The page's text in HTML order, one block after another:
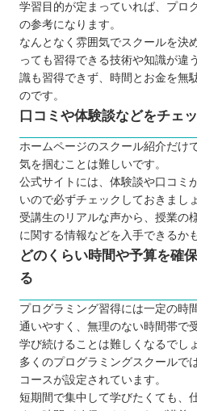
に違いはあるか
お得にプログラミングス
プログラミングスクール
【富山】大人向けのおす
TECH I.S.（テック
OA富山スクール
techgym（テック
Winスクール
パソコン教室キュ
【富山】子ども向けのお
プロクラ
トライ式プログ
ひよこパソコン
QUREOプログラ
富山で自分に合ったプロ
学習目的が定まっていれば、プロ
の参考になります。
なんとなく雰囲気でスクールを決
っても習得できる技術や知識が違
識も習得できず、時間とお金を無
のです。
口コミや体験談などをチェ
ホームページのスクール紹介だけ
気を掴むことは難しいです。
公式サイトには、体験談や口コミ
いので必ずチェックしておきまし
受講生のリアルな声から、授業の
に関する情報などを入手できるか
どのくらい時間や予算を確
る
プログラミング習得には一定の時
通いやすく、無理のない時間帯で
学び続けることは難しくなるでし
多くのプログラミングスクールで
コースが設定されています。
短期間で集中して学びたくても、